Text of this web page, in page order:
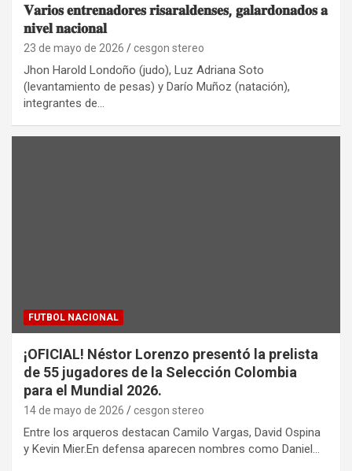
𝐕𝐚𝐫𝐢𝐨𝐬 𝐞𝐧𝐭𝐫𝐞𝐧𝐚𝐝𝐨𝐫𝐞𝐬 𝐫𝐢𝐬𝐚𝐫𝐚𝐥𝐝𝐞𝐧𝐬𝐞𝐬, 𝐠𝐚𝐥𝐚𝐫𝐝𝐨𝐧𝐚𝐝𝐨𝐬 𝐚
𝐧𝐢𝐯𝐞𝐥 𝐧𝐚𝐜𝐢𝐨𝐧𝐚𝐥
23 de mayo de 2026 cesgon stereo
Jhon Harold Londoño (judo), Luz Adriana Soto
(levantamiento de pesas) y Darío Muñoz (natación),
integrantes de…
FUTBOL NACIONAL
¡OFICIAL! Néstor Lorenzo presentó la prelista
de 55 jugadores de la Selección Colombia
para el Mundial 2026.
14 de mayo de 2026 cesgon stereo
Entre los arqueros destacan Camilo Vargas, David Ospina
y Kevin Mier.En defensa aparecen nombres como Daniel…